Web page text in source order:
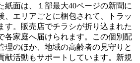
紙面は、１部最大40ページの新聞に
、エリアごとに梱包されて、トラッ
す。販売店でチラシが折り込まれた
各家庭へ届けられます。この個別配
理のほか、地域の高齢者の見守りと
献活動もサポートしています。新規